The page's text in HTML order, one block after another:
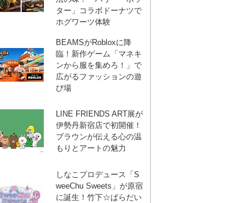
ター」コラボドーナツで
ホグワーツ体験
BEAMSがRobloxに降
臨！新作ゲーム「マネキ
ンから服を集めろ！」で
広がるファッションの遊
び場
LINE FRIENDS ART展が
伊勢丹新宿店で初開催！
ブラウンが伝える心の温
もりとアートの魅力
しなこプロデュース「S
weeChu Sweets」が原宿
に誕生！竹下☆ぱらだい